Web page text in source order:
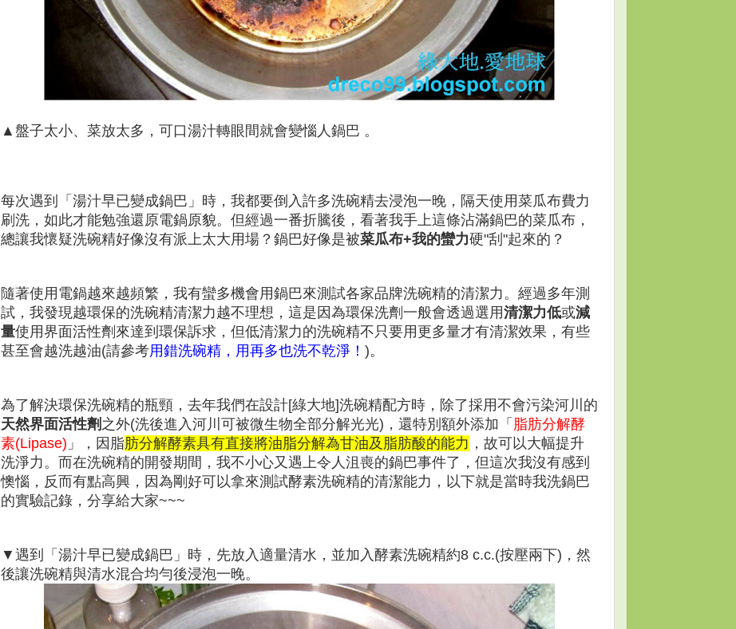
▲盤子太小、菜放太多 ，可口湯汁轉眼間就會變惱人鍋巴 。
每次遇到 「 湯汁早已變成鍋巴」時 ，我都要倒入許多洗碗精去浸泡一晚 ，隔天使用菜瓜布費力
刷洗 ，如此才能勉強還原電鍋原貌。 但經過一番折騰後 ，看著我手上這條沾滿鍋巴的菜瓜布 ，
總讓我懷疑洗碗精好像沒有派上太大用場 ？ 鍋巴好像是被菜瓜布+我的蠻力硬"刮"起來的 ？
隨著使用電鍋越來越頻繁 ，我有蠻多機會用鍋巴來測試各家品牌洗碗精的清潔力。 經過多年測
試 ，我發現越環保的洗碗精清潔力越不理想 ，這是因為環保洗劑一般會透過選用清潔力低或減
量使用界面活性劑來達到環保訴求 ，但低清潔力的洗碗精不只要用更多量才有清潔效果 ， 有些
甚至會越洗越油(請參考用錯洗碗精，用再多也洗不乾淨！ )。
為了解決環保洗碗精的瓶頸 ，去年我們在設計[綠大地]洗碗精配方時 ，除了採用不會污染河川的
天然界面活性劑 之外(洗後進入河川可被微生物全部分解光光) ，還特別額外添加 「 脂肪分解酵
素(Lipase) 」 ，因 脂肪分解酵素具有直接將油脂分解為甘油及脂肪酸的能力 ，故可以大幅提升
洗淨力。而在洗碗精的開發期間 ，我不小心又遇上令人沮喪的鍋巴事件了 ，但這次我沒有感到
懊惱 ，反而有點高興 ，因為剛好可以拿來測試酵素洗碗精的清潔能力 ，以下就是當時我洗鍋巴
的實驗記錄 ，分享給大家~~~
▼ 遇到 「 湯汁早已變成鍋巴」時 ，先放入適量清水 ，並加入酵素洗碗精約8 c.c.(按壓兩下) ，然
後讓洗碗精與清水混合均勻後浸泡一晚。